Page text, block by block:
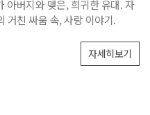
아버지와 맺은, 희귀한 유대. 자
거친 싸움 속, 사랑 이야기.
자세히보기